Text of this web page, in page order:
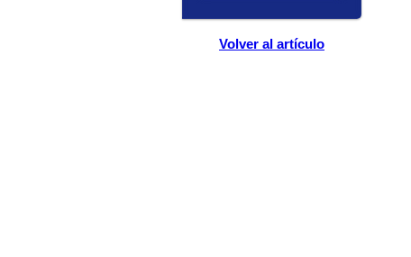
Volver al artículo